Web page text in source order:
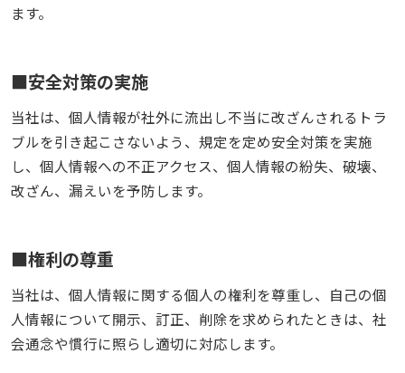
ます。
安全対策の実施
当社は、個人情報が社外に流出し不当に改ざんされるトラ
ブルを引き起こさないよう、規定を定め安全対策を実施
し、個人情報への不正アクセス、個人情報の紛失、破壊、
改ざん、漏えいを予防します。
権利の尊重
当社は、個人情報に関する個人の権利を尊重し、自己の個
人情報について開示、訂正、削除を求められたときは、社
会通念や慣行に照らし適切に対応します。